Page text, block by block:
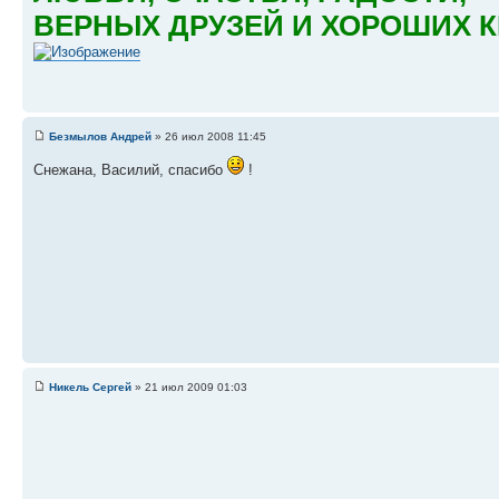
ВЕРНЫХ ДРУЗЕЙ И ХОРОШИХ
Безмылов Андрей » 26 июл 2008 11:45
Снежана, Василий, спасибо !
Никель Сергей » 21 июл 2009 01:03